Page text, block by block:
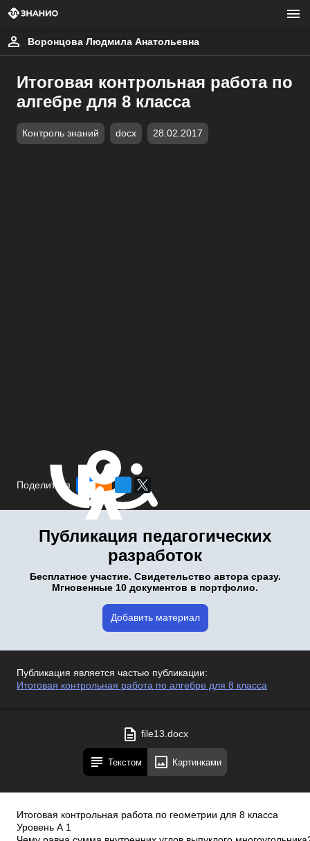
Воронцова Людмила Анатольевна
Итоговая контрольная работа по
алгебре для 8 класса
Контроль знаний docx 28.02.2017
Поделиться
Публикация педагогических
разработок
Бесплатное участие. Свидетельство автора сразу.
Мгновенные 10 документов в портфолио.
Добавить материал
Публикация является частью публикации:
Итоговая контрольная работа по алгебре для 8 класса
file13.docx
Текстом Картинками
Итоговая контрольная работа по геометрии для 8 класса
Уровень А 1